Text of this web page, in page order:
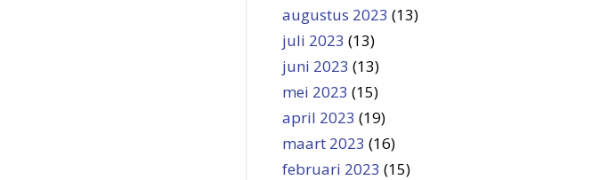
augustus 2023 (13)
juli 2023 (13)
juni 2023 (13)
mei 2023 (15)
april 2023 (19)
maart 2023 (16)
februari 2023 (15)